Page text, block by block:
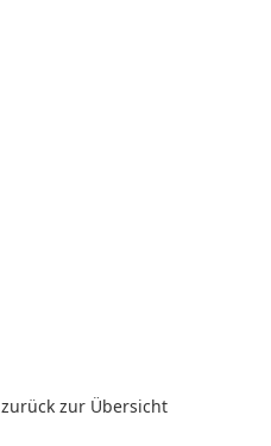
zurück zur Übersicht